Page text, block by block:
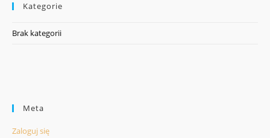
Kategorie
Brak kategorii
Meta
Zaloguj się